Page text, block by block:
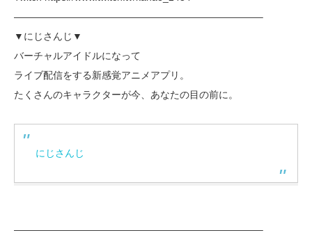
—————————————————————————–
▼にじさんじ▼
バーチャルアイドルになって
ライブ配信をする新感覚アニメアプリ。
たくさんのキャラクターが今、あなたの目の前に。
にじさんじ
—————————————————————————–